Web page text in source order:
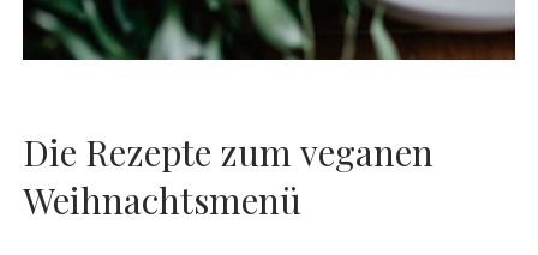
Die Rezepte zum veganen
Weihnachtsmenü